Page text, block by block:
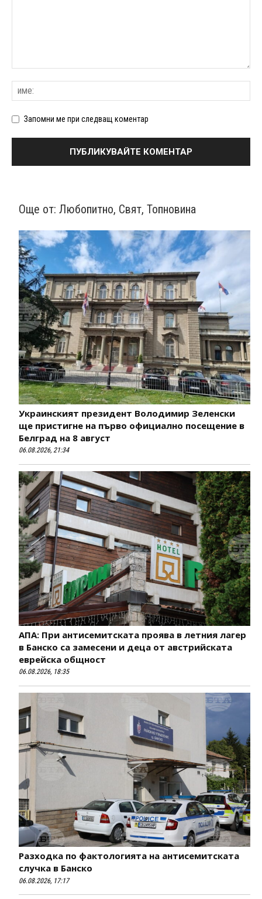
Запомни ме при следващ коментар
Още от: Любопитно, Свят, Топновина
Украинският президент Володимир Зеленски
ще пристигне на първо официално посещение в
Белград на 8 август
06.08.2026, 21:34
АПА: При антисемитската проява в летния лагер
в Банско са замесени и деца от австрийската
еврейска общност
06.08.2026, 18:35
Разходка по фактологията на антисемитската
случка в Банско
06.08.2026, 17:17